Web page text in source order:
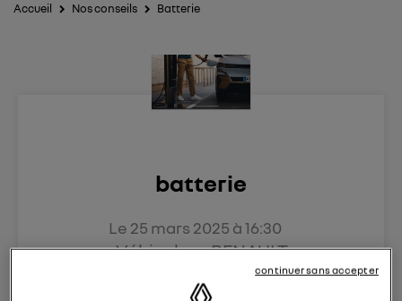
Accueil Nos conseils Batterie
batterie
Le 25 mars 2025 à 16:30
Véhicules RENAULT
posez une question
continuer sans accepter